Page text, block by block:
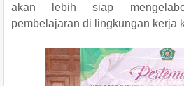
akan lebih siap
pembelajaran di lingkungan kerja